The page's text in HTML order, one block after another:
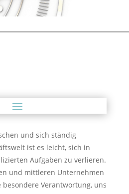
und sich ständig
ist es leicht, sich in
Aufgaben zu verlieren.
und mittleren Unternehmen
besondere Verantwortung, uns